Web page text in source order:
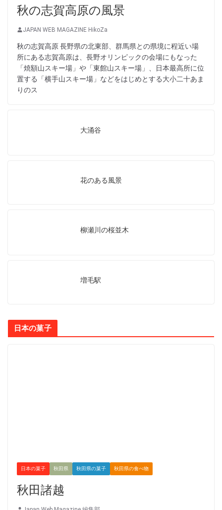
秋の志賀高原の風景
JAPAN WEB MAGAZINE HikoZa
秋の志賀高原 長野県の北東部、群馬県との県境に程近い場
所にある志賀高原は、長野オリンピックの会場にもなった
「焼額山スキー場」や「東館山スキー場」、日本最高所に位
置する「横手山スキー場」などをはじめとする大小二十あま
りのス
大涌谷
花のある風景
柳瀬川の桜並木
増毛駅
日本の菓子
日本の菓子 秋田県 秋田県の菓子 秋田県の食べ物
秋田諸越